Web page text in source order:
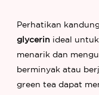
Perhatikan
glycerin ideal
menarik dan
berminyak atau
green tea dapat